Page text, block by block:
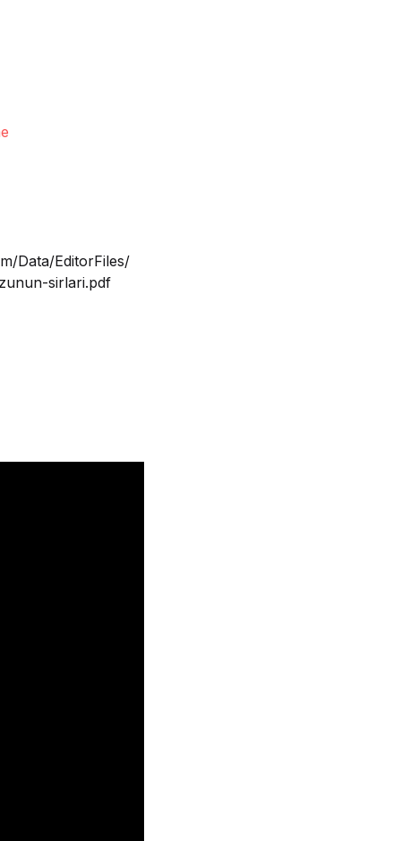
Data/EditorFiles/
sirlari.pdf